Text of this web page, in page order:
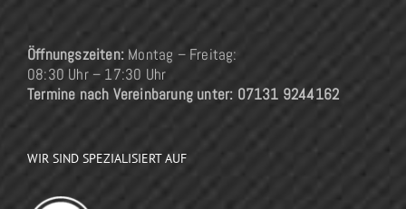
Öffnungszeiten: Montag – Freitag:
08:30 Uhr – 17:30 Uhr
Termine nach Vereinbarung unter: 07131 9244162
WIR SIND SPEZIALISIERT AUF